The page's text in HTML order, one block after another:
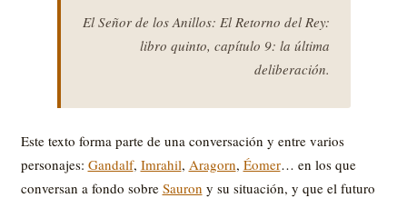
El Señor de los Anillos: El Retorno del Rey:
libro quinto, capítulo 9: la última
deliberación.
Este texto forma parte de una conversación y entre varios
personajes: Gandalf, Imrahil, Aragorn, Éomer… en los que
conversan a fondo sobre Sauron y su situación, y que el futuro